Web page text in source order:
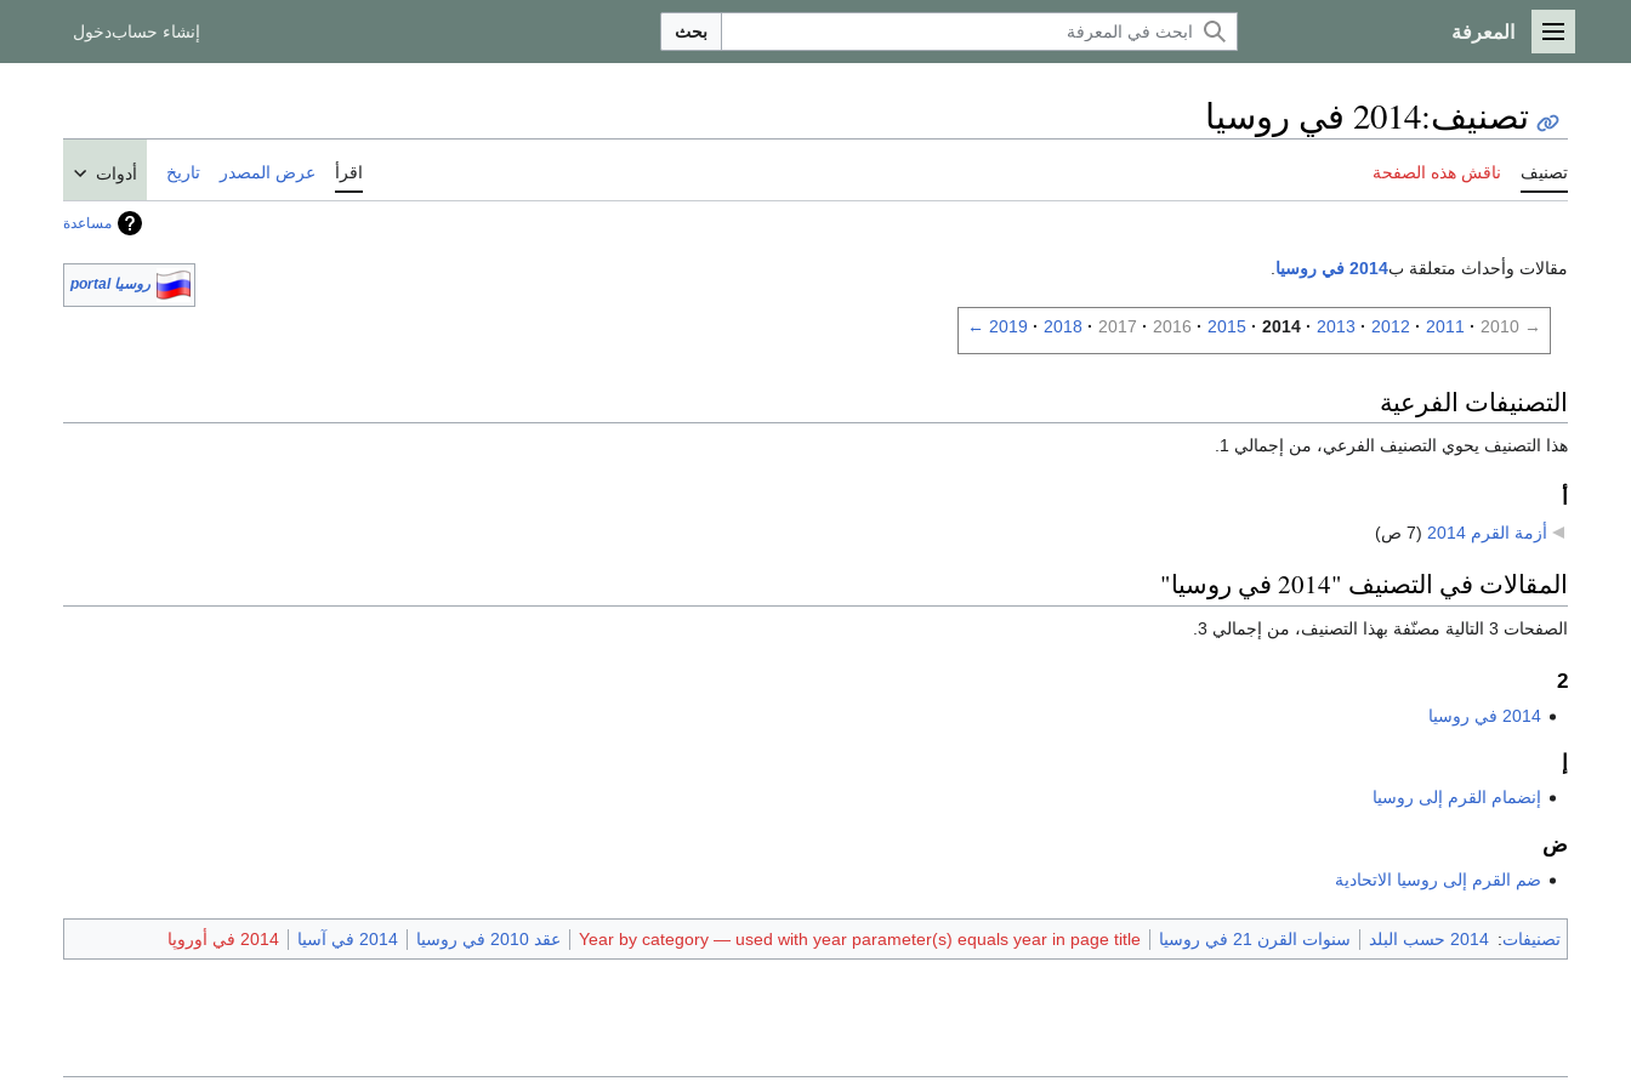
القائمة الرئيسية
المعرفة بحث إنشاء حسابدخول
تصنيف:2014 في روسيا
تصنيف ناقش هذه الصفحة اقرأ عرض المصدر تاريخ أدوات
مساعدة
روسيا portal
مقالات وأحداث متعلقة ب2014 في روسيا
→
2010
2011
2012
2013
2014
2015
2016
2017
2018
2019
←
التصنيفات الفرعية
هذا التصنيف يحوي التصنيف الفرعي، من إجمالي 1.
أزمة القرم 2014 (7 ص)
المقالات في التصنيف "2014 في روسيا"
الصفحات 3 التالية مصنّفة بهذا التصنيف، من إجمالي 3.
2
2014 في روسيا
إ
إنضمام القرم إلى روسيا
ض
ضم القرم إلى روسيا الاتحادية
تصنيفات: 2014 حسب البلد سنوات القرن 21 في روسيا Year by category — used with year parameter(s) equals year in page title عقد 2010 في روسيا 2014 في آسيا 2014 في أوروپا